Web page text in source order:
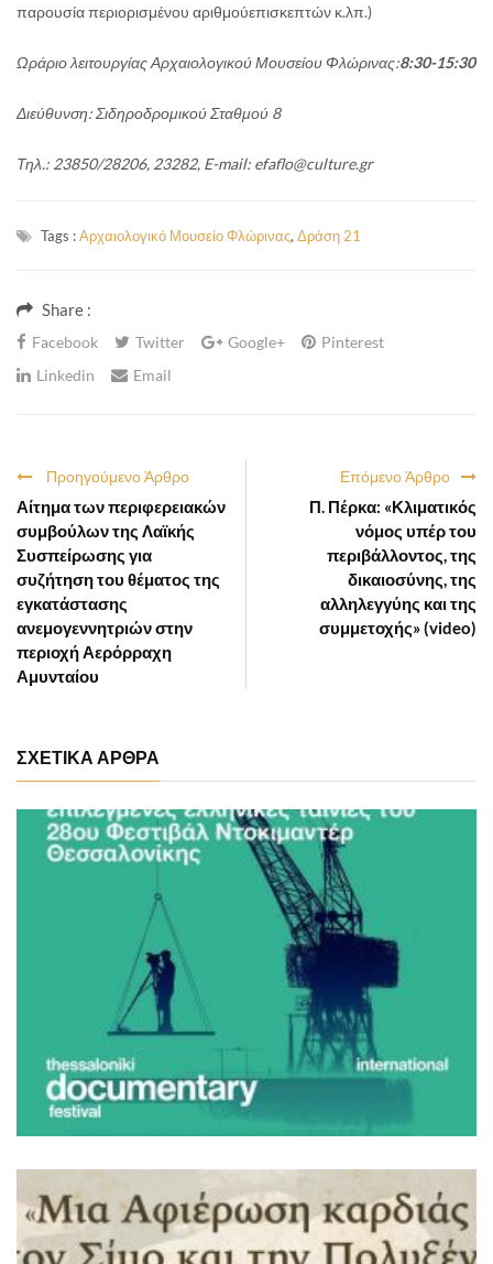
παρουσία περιορισμένου αριθμούεπισκεπτών κ.λπ.)
Ωράριο λειτουργίας Αρχαιολογικού Μουσείου Φλώρινας:8:30-15:30
Διεύθυνση: Σιδηροδρομικού Σταθμού 8
Τηλ.: 23850/28206, 23282, E-mail: efaflo@culture.gr
Tags :Αρχαιολογικό Μουσείο Φλώρινας, Δράση 21
Share :
Facebook Twitter Google+
Pinterest
Linkedin
Email
Επόμενο Άρθρο
Π. Πέρκα: «Κλιματικός
νόμος υπέρ του
περιβάλλοντος, της
δικαιοσύνης, της
αλληλεγγύης και της
συμμετοχής» (video)
Προηγούμενο Άρθρο
Αίτημα των περιφερειακών
συμβούλων της Λαϊκής
Συσπείρωσης για
συζήτηση του θέματος της
εγκατάστασης
ανεμογεννητριών στην
περιοχή Αερόρραχη
Αμυνταίου
ΣΧΕΤΙΚΑ ΑΡΘΡΑ